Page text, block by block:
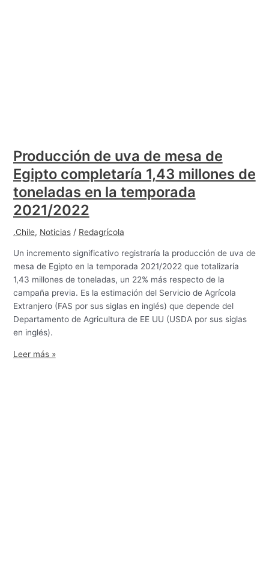
Producción de uva de mesa de
Egipto completaría 1,43 millones de
toneladas en la temporada
2021/2022
.Chile, Noticias/ Redagrícola
Un incremento significativo registraría la producción de uva de
mesa de Egipto en la temporada 2021/2022 que totalizaría
1,43 millones de toneladas, un 22% más respecto de la
campaña previa. Es la estimación del Servicio de Agrícola
Extranjero (FAS por sus siglas en inglés) que depende del
Departamento de Agricultura de EE UU (USDA por sus siglas
en inglés).
Leer más »